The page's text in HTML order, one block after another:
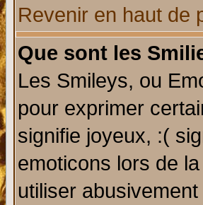
Revenir en haut de
Que sont les
Les Smileys, ou
pour exprimer
signifie joyeux, :(
emoticons lors de
utiliser